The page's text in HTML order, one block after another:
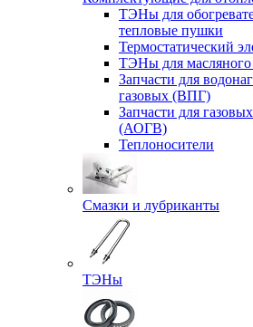
ТЭНы для
тепловые пушки
Термостатический
ТЭНы для масляного
Запчасти для
газовых (ВПГ)
Запчасти для
(АОГВ)
Теплоносители
Смазки и лубриканты
ТЭНы